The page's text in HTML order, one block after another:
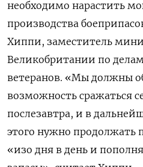
необходимо нарастить
производства
Хиппи, заместитель
Великобритании по
ветеранов. «Мы должны
возможность сражаться
послезавтра, и в
этого нужно продолжать
«изо дня в день и